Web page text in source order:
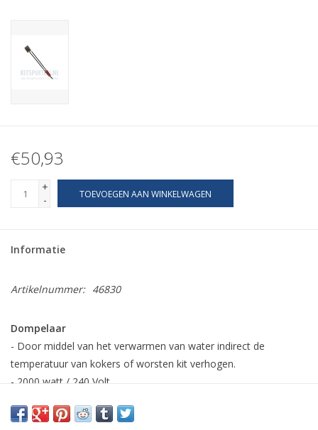
€50,93
+
-
TOEVOEGEN AAN WINKELWAGEN
Informatie
Artikelnummer: 46830
Dompelaar
- Door middel van het verwarmen van water indirect de
temperatuur van kokers of worsten kit verhogen.
- 2000 watt / 240 Volt
- Geschikt voor locaties waar geen warm water is.